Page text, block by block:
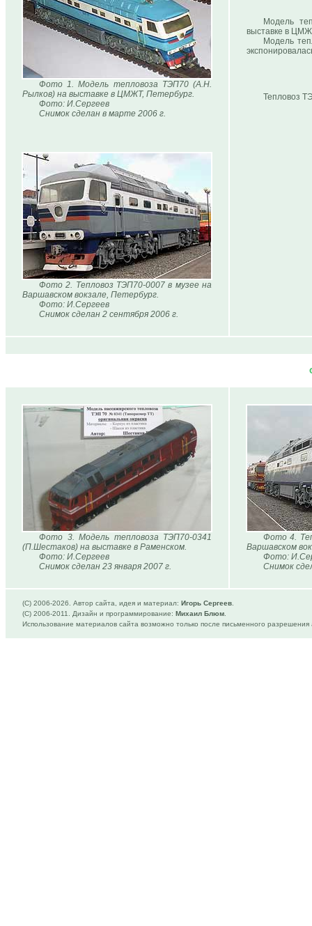
Фото 1. Модель тепловоза ТЭП70 (А.Н.
Рылков) на выставке в ЦМЖТ, Петербург.
Фото: И.Сергеев
Снимок сделан в марте 2006 г.
Фото 2. Тепловоз ТЭП70-0007 в музее на
Варшавском вокзале, Петербург.
Фото: И.Сергеев
Снимок сделан 2 сентября 2006 г.
Модель
выставке в
Модель
Тепловоз
Фото 3. Модель тепловоза ТЭП70-0341
(П.Шестаков) на выставке в Раменском.
Фото: И.Сергеев
Снимок сделан 23 января 2007 г.
Фото 4.
Варшавском
Фото:
Снимок
(C) 2006-2026. Автор сайта, идея и материал: Игорь Сергеев
(C) 2006-2011. Дизайн и программирование: Михаил Блюм
Использование материалов сайта возможно только после письменного разрешения